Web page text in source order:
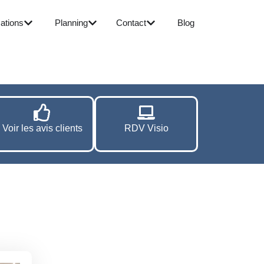
Planning Contact Blog
Voir les avis clients RDV Visio